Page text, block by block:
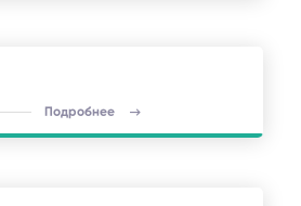
Подробнее